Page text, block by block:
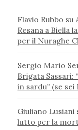
Flavio Rubbo su
Resana a Biella
per il Nuraghe
Sergio Mario
Brigata Sassari:
in sardu” (se
Giuliano Lusiani
lutto per la